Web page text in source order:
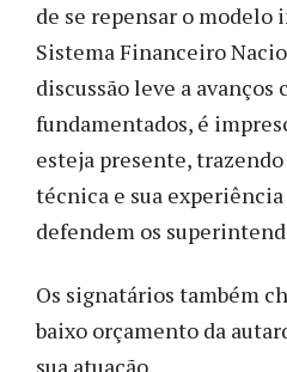
de se repensar o
Sistema Financeiro
discussão leve a
fundamentados, é
esteja presente,
técnica e sua
defendem os
Os signatários também
baixo orçamento da
sua atuação.